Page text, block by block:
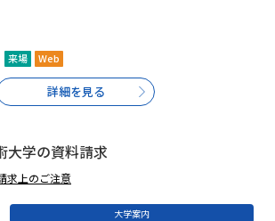
特徴を調べる
科特集
国際・グローバルに強い大学特
集
奨学金・特待生制度特集
進路の３択
来場 Web
詳細を見る
大学の資料請求
求上のご注意
大学案内